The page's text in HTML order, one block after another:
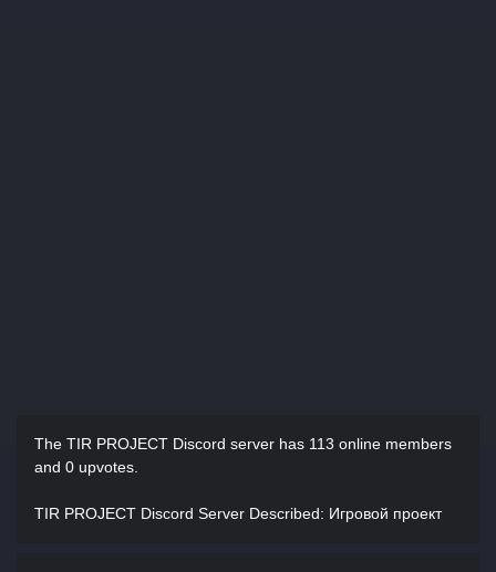
The TIR PROJECT Discord server has 113 online members
and 0 upvotes.
TIR PROJECT Discord Server Described: Игровой проект